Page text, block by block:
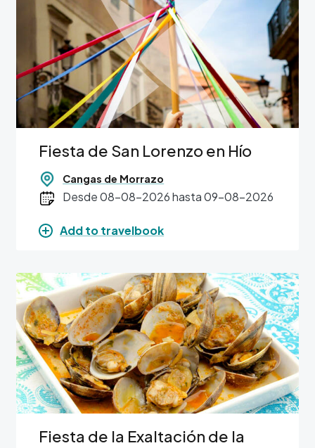
Fiesta de San Lorenzo en Hío
Cangas de Morrazo
Desde 08-08-2026 hasta 09-08-2026
Add to travelbook
Image
Fiesta de la Exaltación de la